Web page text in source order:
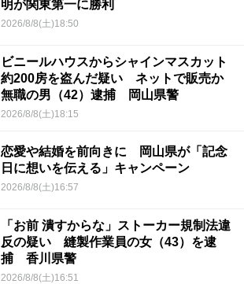
明が関東第一に勝利
2026/8/8(土)18:50
ビニールハウスからシャインマスカット
約200房を盗んだ疑い ネットで販売か
無職の男（42）逮捕 岡山県警
2026/8/8(土)18:15
恋愛や結婚を前向きに 岡山県が「記念
日に想いを伝える」キャンペーン
2026/8/8(土)16:57
「お前 潰すからな」ストーカー規制法違
反の疑い 縫製作業員の女（43）を逮
捕 香川県警
2026/8/8(土)16:51